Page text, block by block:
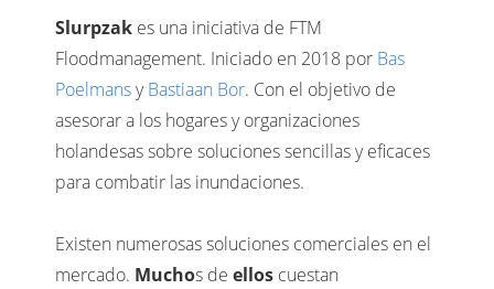
Slurpzak es una iniciativa de FTM
Floodmanagement. Iniciado en 2018 por Bas
PoelmansyBastiaan Bor. Con el objetivo de
asesorar a los hogares y organizaciones
holandesas sobre soluciones sencillas y eficaces
para combatir las inundaciones.
Existen numerosas soluciones comerciales en el
mercado. Muchos de ellos cuestan